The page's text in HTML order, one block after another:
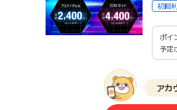
初回
ポイ
予定
アカ